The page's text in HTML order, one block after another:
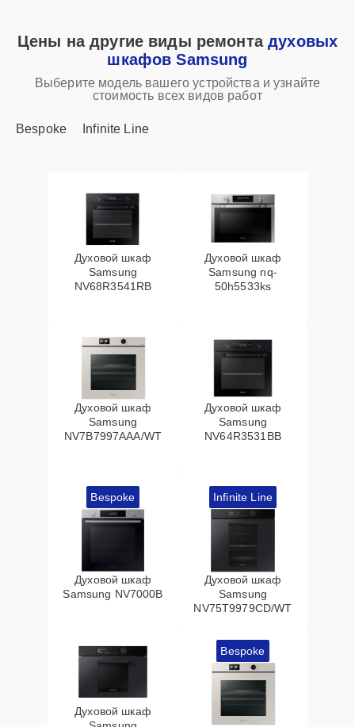
Цены на другие виды ремонтадуховых
шкафов Samsung
Выберите модель вашего устройства и узнайте
стоимость всех видов работ
Bespoke Infinite Line
Духовой шкаф
Samsung
NV68R3541RB
Духовой шкаф
Samsung nq-
50h5533ks
Духовой шкаф
Samsung
NV7B7997AAA/WT
Духовой шкаф
Samsung
NV64R3531BB
Bespoke
Духовой шкаф
Samsung NV7000B
Infinite Line
Духовой шкаф
Samsung
NV75T9979CD/WT
Духовой шкаф
Bespoke